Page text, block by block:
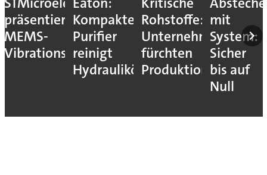
präsentiert
MEMS-
Vibrationssensor
Kompakter
Purifier
reinigt
Hydrauliköle
Rohstoffe:
Unternehmen
fürchten
Produktionsstopps
mit
System:
Sicher
bis auf
Null